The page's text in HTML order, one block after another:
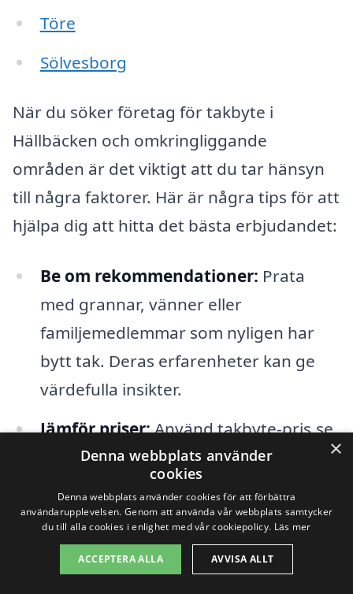
Töre
Sölvesborg
När du söker företag för takbyte i
Hällbäcken och omkringliggande
områden är det viktigt att du tar hänsyn
till några faktorer. Här är några tips för att
hjälpa dig att hitta det bästa erbjudandet:
Be om rekommendationer: Prata
med grannar, vänner eller
familjemedlemmar som nyligen har
bytt tak. Deras erfarenheter kan ge
värdefulla insikter.
Jämför priser:Använd takbyte-pris.se
för att få offerter från flera
entreprenörer. Detta ger dig en bättre
förståelse för vad marknaden
erbjuder.
Kolla referenser:Be om referenser
×
Denna webbplats använder
cookies
Denna webbplats använder cookies för att förbättra
användarupplevelsen. Genom att använda vår webbplats samtycker
du till alla cookies i enlighet med vår cookiepolicy. Läs mer
ACCEPTERA ALLA AVVISA ALLT